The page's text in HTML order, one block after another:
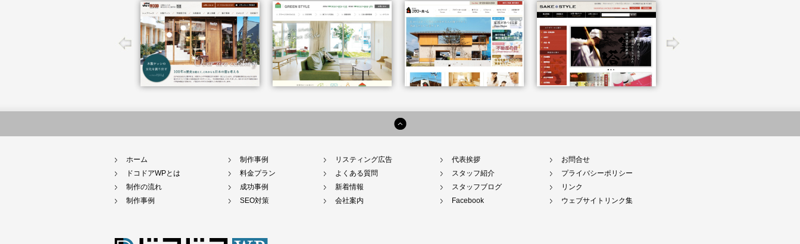
ホーム
ドコドアWPとは
制作の流れ
制作事例
制作事例
料金プラン
成功事例
SEO対策
リスティング広告
よくある質問
新着情報
会社案内
代表挨拶
スタッフ紹介
スタッフブログ
Facebook
お問合せ
プライバシーポリシー
リンク
ウェブサイトリンク集